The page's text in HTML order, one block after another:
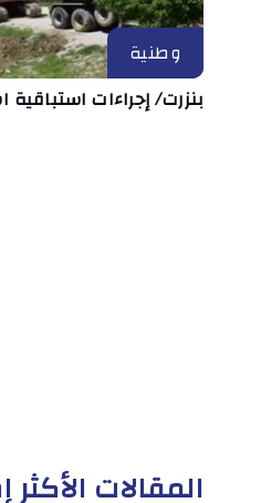
وطنية
بنزرت/ إجراءات
المقالات الأكثر